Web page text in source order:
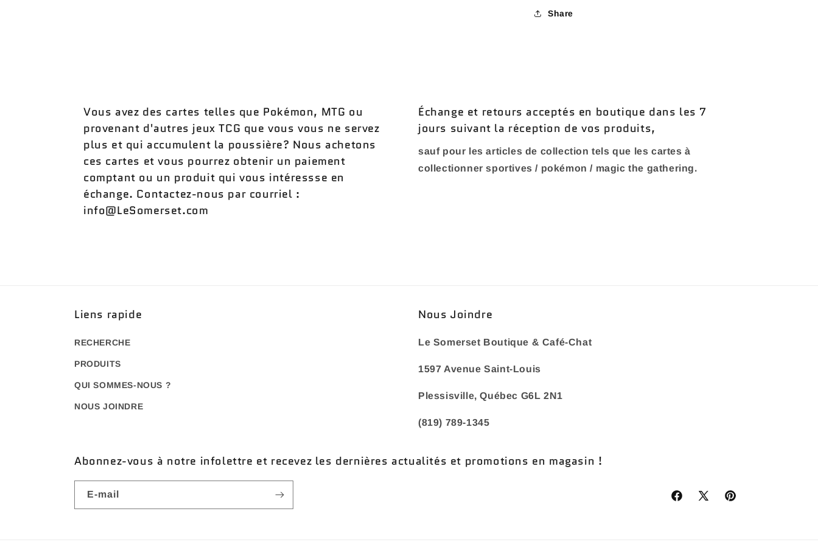
Share
Vous avez des cartes telles que Pokémon, MTG ou
provenant d'autres jeux TCG que vous vous ne servez
plus et qui accumulent la poussière? Nous achetons
ces cartes et vous pourrez obtenir un paiement
comptant ou un produit qui vous intéressse en
échange. Contactez-nous par courriel :
info@LeSomerset.com
Échange et retours acceptés en boutique dans les 7
jours suivant la réception de vos produits,
sauf pour les articles de collection tels que les cartes à
collectionner sportives / pokémon / magic the gathering.
Liens rapide
RECHERCHE
PRODUITS
QUI SOMMES-NOUS ?
NOUS JOINDRE
Nous Joindre
Le Somerset Boutique & Café-Chat
1597 Avenue Saint-Louis
Plessisville, Québec G6L 2N1
(819) 789-1345
Abonnez-vous à notre infolettre et recevez les dernières actualités et promotions en magasin !
E-mail
Facebook
X
Pinterest